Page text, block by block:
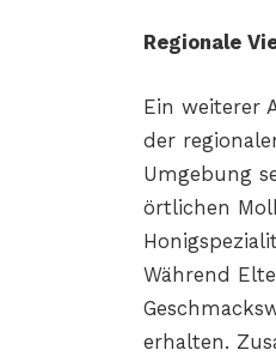
Regionale
Ein weiterer
der
Umgebung
örtlichen
Während
erhalten.